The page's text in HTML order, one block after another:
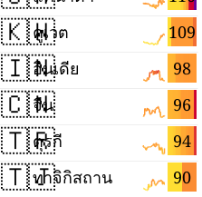
🇰🇼 109
คูเวต
🇮🇳 98
อินเดีย
🇨🇳 96
จีน
🇹🇷 94
ตุรกี
🇹🇯 90
ทาจิกิสถาน